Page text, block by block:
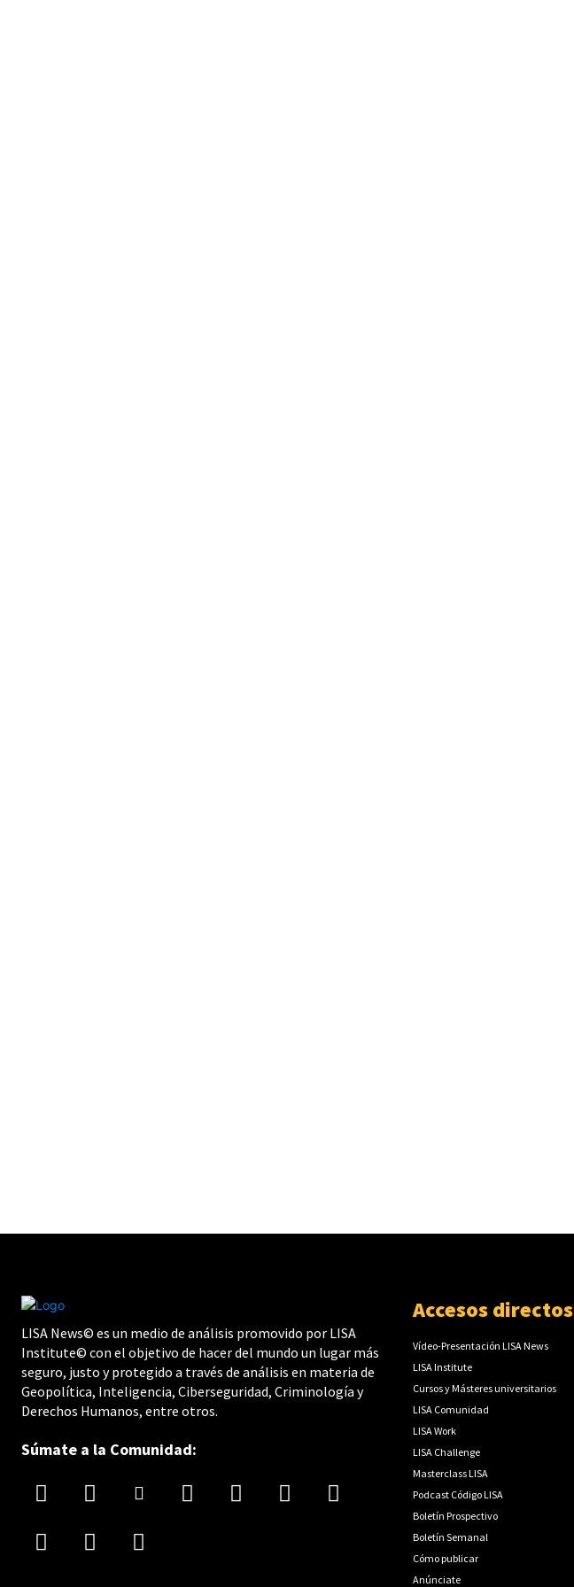
LISA News© es un medio de análisis promovido por LISA
Institute© con el objetivo de hacer del mundo un lugar más
seguro, justo y protegido a través de análisis en materia de
Geopolítica, Inteligencia, Ciberseguridad, Criminología y
Derechos Humanos, entre otros.
Súmate a la Comunidad:
Accesos directos
Vídeo-Presentación LISA News
LISA Institute
Cursos y Másteres universitarios
LISA Comunidad
LISA Work
LISA Challenge
Masterclass LISA
Podcast Código LISA
Boletín Prospectivo
Boletín Semanal
Cómo publicar
Anúnciate